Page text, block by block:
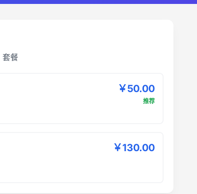
套餐
￥50.00
推荐
￥130.00